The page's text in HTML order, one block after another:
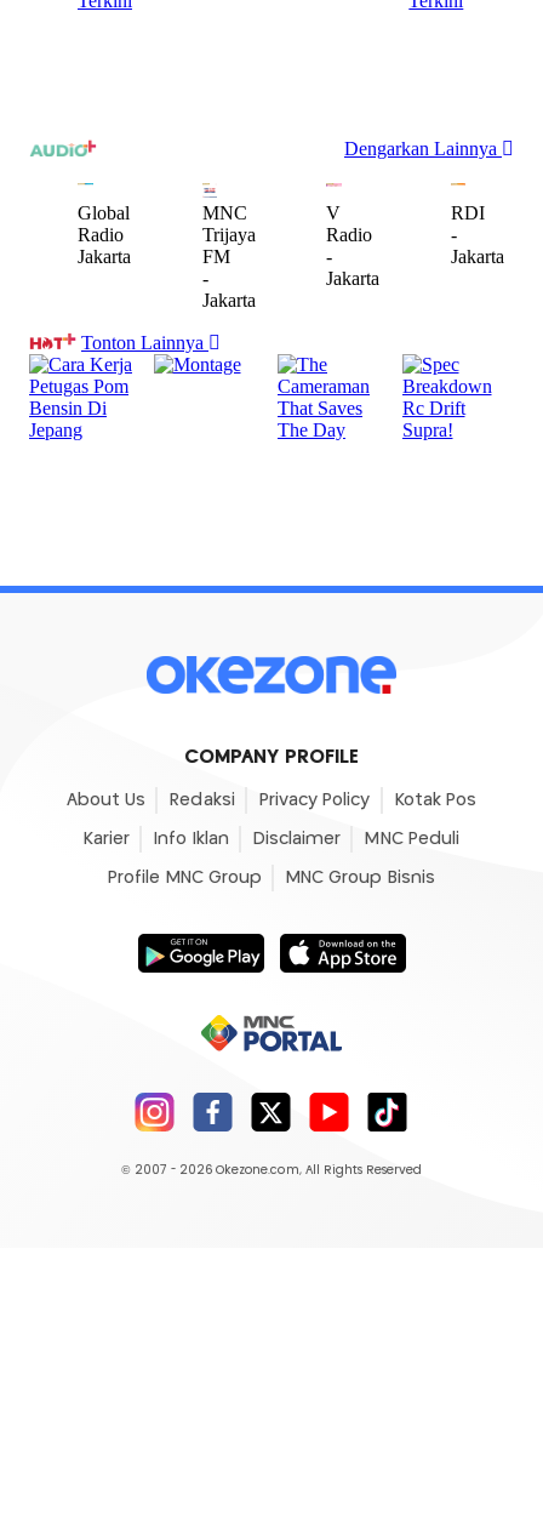
COMPANY PROFILE
About Us Redaksi Privacy Policy Kotak Pos
Karier Info Iklan Disclaimer MNC Peduli
Profile MNC Group MNC Group Bisnis
© 2007 - 2026 Okezone.com, All Rights Reserved